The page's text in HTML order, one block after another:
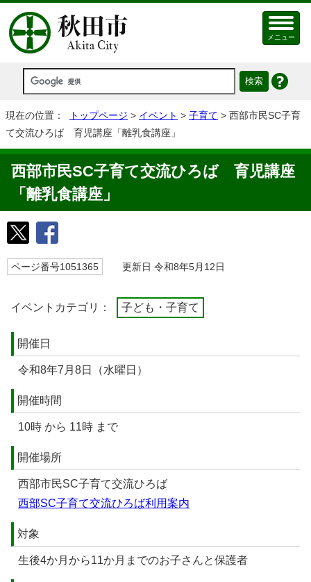
メニュー
現在の位置： トップページ > イベント > 子育て > 西部市民SC子育
て交流ひろば 育児講座「離乳食講座」
西部市民SC子育て交流ひろば 育児講座
「離乳食講座」
ページ番号1051365 更新日 令和8年5月12日
イベントカテゴリ： 子ども・子育て
開催日
令和8年7月8日（水曜日）
開催時間
10時 から 11時 まで
開催場所
西部市民SC子育て交流ひろば
西部SC子育て交流ひろば利用案内
対象
生後4か月から11か月までのお子さんと保護者